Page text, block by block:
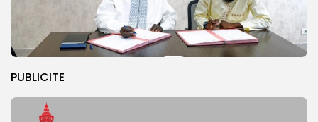
PUBLICITE